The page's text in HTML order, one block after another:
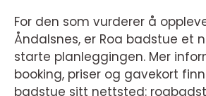
For den som vurderer å
Åndalsnes, er Roa badstue et
starte planleggingen. Mer
booking, priser og gavekort
badstue sitt nettsted: